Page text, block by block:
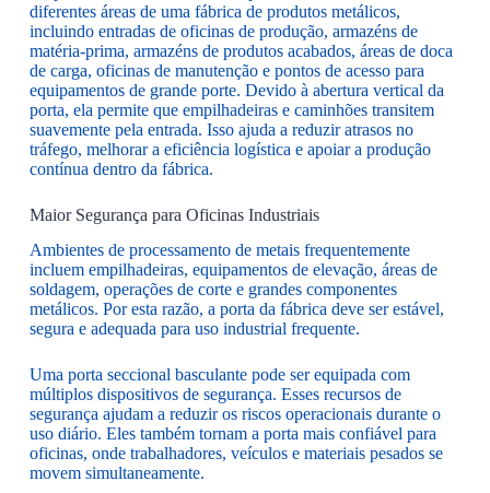
diferentes áreas de uma fábrica de produtos metálicos,
incluindo entradas de oficinas de produção, armazéns de
matéria-prima, armazéns de produtos acabados, áreas de doca
de carga, oficinas de manutenção e pontos de acesso para
equipamentos de grande porte. Devido à abertura vertical da
porta, ela permite que empilhadeiras e caminhões transitem
suavemente pela entrada. Isso ajuda a reduzir atrasos no
tráfego, melhorar a eficiência logística e apoiar a produção
contínua dentro da fábrica.
Maior Segurança para Oficinas Industriais
Ambientes de processamento de metais frequentemente
incluem empilhadeiras, equipamentos de elevação, áreas de
soldagem, operações de corte e grandes componentes
metálicos. Por esta razão, a porta da fábrica deve ser estável,
segura e adequada para uso industrial frequente.
Uma porta seccional basculante pode ser equipada com
múltiplos dispositivos de segurança. Esses recursos de
segurança ajudam a reduzir os riscos operacionais durante o
uso diário. Eles também tornam a porta mais confiável para
oficinas, onde trabalhadores, veículos e materiais pesados se
movem simultaneamente.